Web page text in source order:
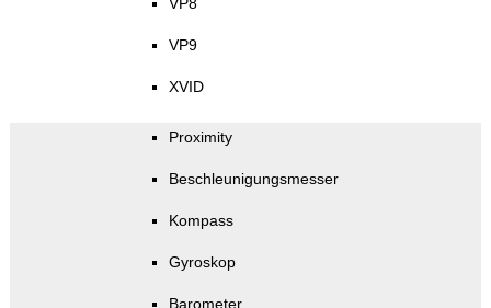
VP9
XVID
Proximity
Beschleunigungsmesser
Kompass
Gyroskop
Barometer